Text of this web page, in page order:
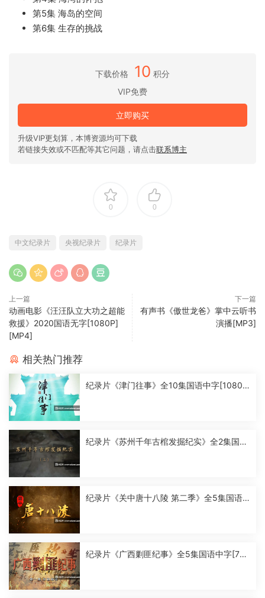
第5集 海岛的空间
第6集 生存的挑战
下载价格 10 积分
VIP免费
立即购买
升级VIP更划算，本博资源均可下载
若链接失效或不匹配等其它问题，请点击联系博主
0 0
中文纪录片 央视纪录片 纪录片
上一篇
动画电影《汪汪队立大功之超能
救援》2020国语无字[1080P]
[MP4]
下一篇
有声书《傲世龙爸》掌中云听书
演播[MP3]
相关热门推荐
纪录片《津门往事》全10集国语中字[1080
纪录片《苏州千年古棺发掘纪实》全2集国语
纪录片《关中唐十八陵 第二季》全5集国语
纪录片《广西剿匪纪事》全5集国语中字[720